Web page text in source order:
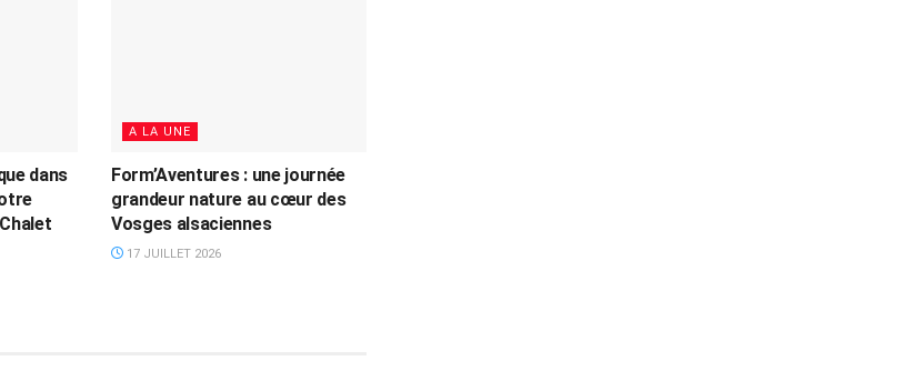
dans
A LA UNE
Form’Aventures : une journée
grandeur nature au cœur des
Vosges alsaciennes
17 JUILLET 2026